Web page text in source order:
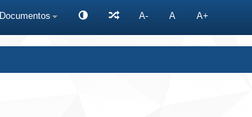
Documentos A- A A+